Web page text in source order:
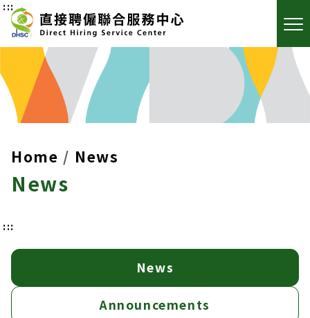
:::
Home News
News
:::
News
Announcements